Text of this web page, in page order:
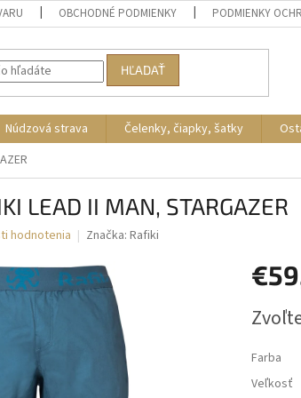
OBCHODNÉ PODMIENKY PODMIENKY
HĽADAŤ
Núdzová strava Čelenky, čiapky, šatky
LEAD II MAN, STARGAZER
hodnotenia Značka: Rafiki
cena:
Farba
Veľkosť